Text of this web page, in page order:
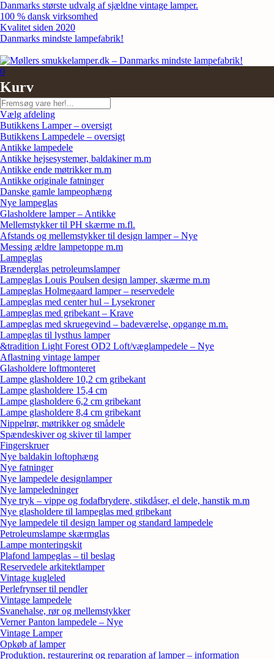
Skip
to
content
Danmarks største udvalg af sjældne vintage lamper.
100 % dansk virksomhed
Kvalitet siden 2020
Danmarks mindste lampefabrik!
0
Kurv
Søg
Vælg afdeling
Butikkens Lamper – oversigt
Butikkens Lampedele – oversigt
Antikke lampedele
Antikke hejsesystemer, baldakiner m.m
Antikke ende møtrikker m.m
Antikke originale fatninger
Danske gamle lampeophæng
Nye lampeglas
Glasholdere lamper – Antikke
Mellemstykker til PH skærme m.fl.
Afstands og mellemstykker til design lamper – Nye
Messing ældre lampetoppe m.m
Lampeglas
Brænderglas petroleumslamper
Lampeglas Louis Poulsen design lamper, skærme m.m
Lampeglas Holmegaard lamper – reservedele
Lampeglas med center hul – Lysekroner
Lampeglas med gribekant – Krave
Lampeglas med skruegevind – badeværelse, opgange m.m.
Lampeglas til lysthus lamper
&tradition Light Forest OD2 Loft/væglampedele – Nye
Aflastning vintage lamper
Glasholdere loftmonteret
Lampe glasholdere 10,2 cm gribekant
Lampe glasholdere 15,4 cm
Lampe glasholdere 6,2 cm gribekant
Lampe glasholdere 8,4 cm gribekant
Nippelrør, møtrikker og smådele
Spændeskiver og skiver til lamper
Fingerskruer
Nye baldakin loftophæng
Nye fatninger
Nye lampedele designlamper
Nye lampeledninger
Nye tryk – vippe og fodafbrydere, stikdåser, el dele, hanstik m.m
Nye glasholdere til lampeglas med gribekant
Nye lampedele til design lamper og standard lampedele
Petroleumslampe skærmglas
Lampe monteringskit
Plafond lampeglas – til beslag
Reservedele arkitektlamper
Vintage kugleled
Perlefrynser til pendler
Vintage lampedele
Svanehalse, rør og mellemstykker
Verner Panton lampedele – Nye
Vintage Lamper
Opkøb af lamper
Produktion, restaurering og reparation af lamper – information